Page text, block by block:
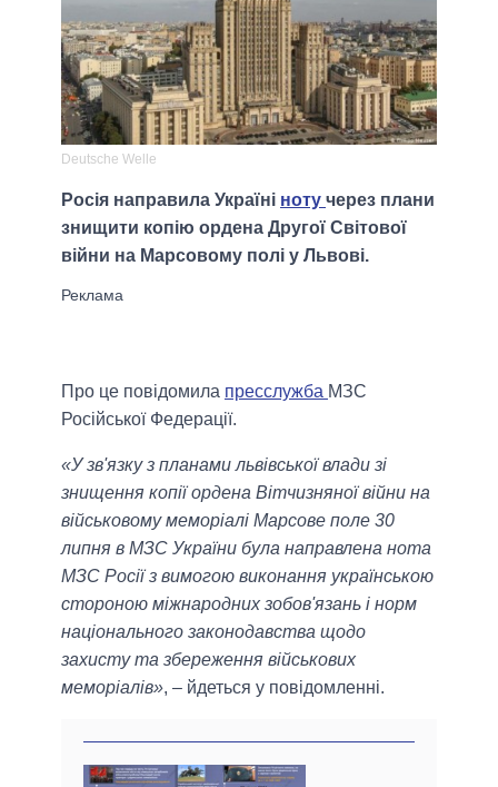
Deutsche Welle
Росія направила Україні ноту через плани
знищити копію ордена Другої Світової
війни на Марсовому полі у Львові.
Про це повідомила пресслужба МЗС
Російської Федерації.
«У зв'язку з планами львівської влади зі
знищення копії ордена Вітчизняної війни на
військовому меморіалі Марсове поле 30
липня в МЗС України була направлена ​​нота
МЗС Росії з вимогою виконання українською
стороною міжнародних зобов'язань і норм
національного законодавства щодо
захисту та збереження військових
меморіалів», – йдеться у повідомленні.